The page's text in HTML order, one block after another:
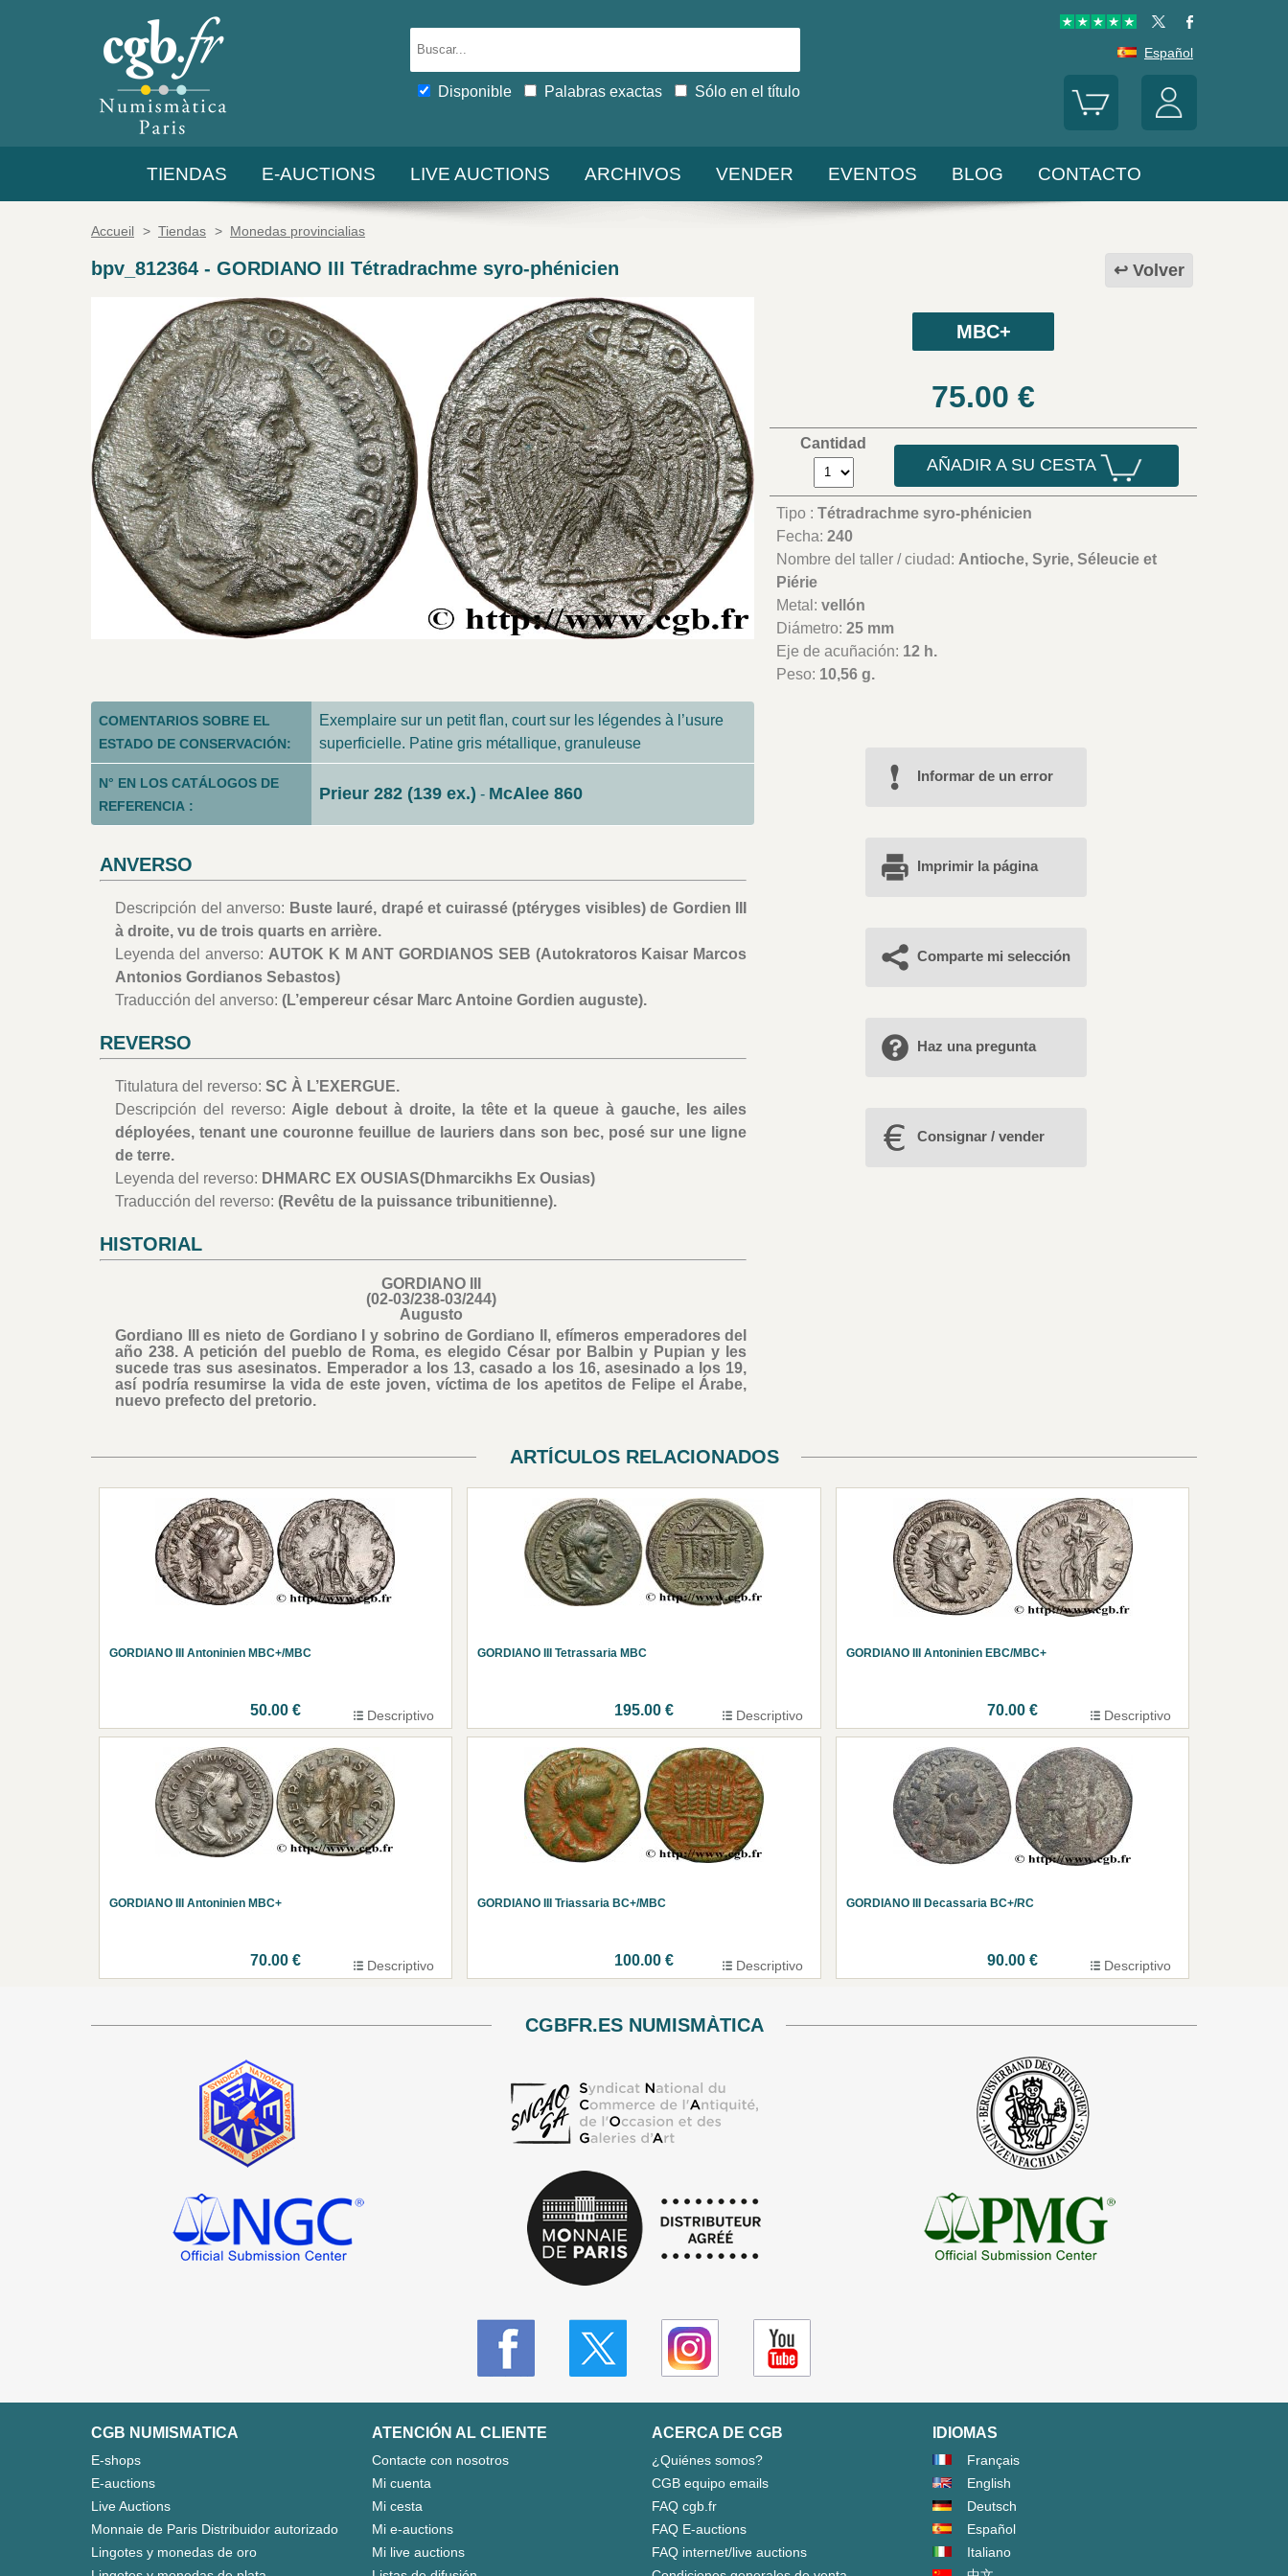
Disponible Palabras exactas Sólo en el título
Español
TIENDAS E-AUCTIONS LIVE AUCTIONS ARCHIVOS VENDER EVENTOS BLOG CONTACTO
Accueil > Tiendas > Monedas provincialias
Volver
bpv_812364 - GORDIANO III Tétradrachme syro-phénicien
MBC+
75.00 €
Cantidad
AÑADIR A SU CESTA
Tipo :Tétradrachme syro-phénicien
Fecha:240
Nombre del taller / ciudad: Antioche, Syrie, Séleucie et
Piérie
Metal:vellón
Diámetro:25 mm
Eje de acuñación: 12 h.
Peso: 10,56 g.
COMENTARIOS SOBRE EL
ESTADO DE CONSERVACIÓN:
Exemplaire sur un petit flan, court sur les légendes à l’usure
superficielle. Patine gris métallique, granuleuse
N° EN LOS CATÁLOGOS DE
REFERENCIA :
Prieur 282 (139 ex.) - McAlee 860
ANVERSO
Descripción del anverso: Buste lauré, drapé et cuirassé (ptéryges visibles) de Gordien III
à droite, vu de trois quarts en arrière.
Leyenda del anverso: AUTOK K M ANT GORDIANOS SEB (Autokratoros Kaisar Marcos
Antonios Gordianos Sebastos)
Traducción del anverso: (L’empereur césar Marc Antoine Gordien auguste).
REVERSO
Titulatura del reverso: SC À L’EXERGUE.
Descripción del reverso: Aigle debout à droite, la tête et la queue à gauche, les ailes
déployées, tenant une couronne feuillue de lauriers dans son bec, posé sur une ligne
de terre.
Leyenda del reverso: DHMARC EX OUSIAS(Dhmarcikhs Ex Ousias)
Traducción del reverso: (Revêtu de la puissance tribunitienne).
HISTORIAL
GORDIANO III
(02-03/238-03/244)
Augusto
Gordiano III es nieto de Gordiano I y sobrino de Gordiano II, efímeros emperadores del
año 238. A petición del pueblo de Roma, es elegido César por Balbin y Pupian y les
sucede tras sus asesinatos. Emperador a los 13, casado a los 16, asesinado a los 19,
así podría resumirse la vida de este joven, víctima de los apetitos de Felipe el Árabe,
nuevo prefecto del pretorio.
Informar de un error
Imprimir la página
Comparte mi selección
Haz una pregunta
Consignar / vender
ARTÍCULOS RELACIONADOS
GORDIANO III Antoninien MBC+/MBC
50.00 € Descriptivo
GORDIANO III Tetrassaria MBC
195.00 € Descriptivo
GORDIANO III Antoninien EBC/MBC+
70.00 € Descriptivo
GORDIANO III Antoninien MBC+
70.00 € Descriptivo
GORDIANO III Triassaria BC+/MBC
100.00 € Descriptivo
GORDIANO III Decassaria BC+/RC
90.00 € Descriptivo
CGBFR.ES NUMISMÀTICA
CGB NUMISMATICA
E-shops
E-auctions
Live Auctions
Monnaie de Paris Distribuidor autorizado
Lingotes y monedas de oro
ATENCIÓN AL CLIENTE
Contacte con nosotros
Mi cuenta
Mi cesta
Mi e-auctions
Mi live auctions
ACERCA DE CGB
¿Quiénes somos?
CGB equipo emails
FAQ cgb.fr
FAQ E-auctions
FAQ internet/live auctions
IDIOMAS
Français
English
Deutsch
Español
Italiano